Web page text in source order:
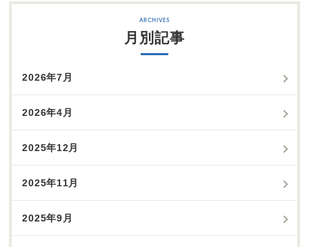
月別記事
2026年7月
2026年4月
2025年12月
2025年11月
2025年9月